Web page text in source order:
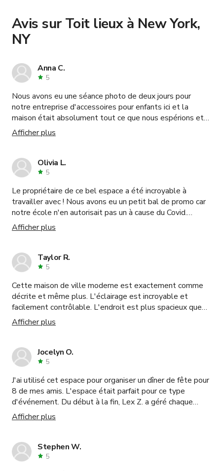
Learn more about booking locations
Avis sur Toit lieux à New York,
NY
Anna C.
5
Nous avons eu une séance photo de deux jours pour
notre entreprise d'accessoires pour enfants ici et la
maison était absolument tout ce que nous espérions et
plus encore ! La maison est moderne, spacieuse, propre
et permet à chaque prise de vue d'être unique ! Les
!! L'hôte était extrêmement gentil, serviable et très
facile à travailler ! Nous recommandons vivement cet
certainement à nouveau !
Afficher plus
Olivia L.
5
Le propriétaire de ce bel espace a été incroyable à
travailler avec ! Nous avons eu un petit bal de promo car
notre école n'en autorisait pas un à cause du Covid.
L'espace est magnifique, les photos ne montrent pas
toute sa beauté ! L'emplacement était également idéal
a été très utile pour l'installation et pour s'assurer que
tout se passe bien. Tout le monde a vraiment passé un
toujours !
Afficher plus
Taylor R.
5
Cette maison de ville moderne est exactement comme
décrite et même plus. L'éclairage est incroyable et
facilement contrôlable. L'endroit est plus spacieux que
ce que montrent les photos, et notre hôte était très
facile à gérer. Je réserverai certainement à nouveau.
Afficher plus
Jocelyn O.
5
J'ai utilisé cet espace pour organiser un dîner de fête pour
8 de mes amis. L'espace était parfait pour ce type
d'événement. Du début à la fin, Lex Z. a géré chaque
détail de manière fluide et professionnelle. Nous avons
eu quelques brèves discussions pour revoir mes attentes
dépassées. Sans aucune assistance, il a su prendre ma
vision et la concrétiser ! Je considère déjà des
Afficher plus
Stephen W.
5